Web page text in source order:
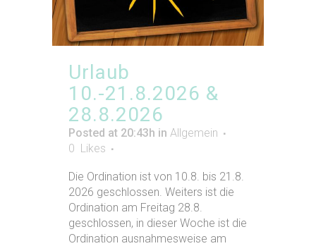
Urlaub
10.-21.8.2026 &
28.8.2026
Posted at 20:43h in Allgemein
0 Likes
Die Ordination ist von 10.8. bis 21.8.
2026 geschlossen. Weiters ist die
Ordination am Freitag 28.8.
geschlossen, in dieser Woche ist die
Ordination ausnahmesweise am